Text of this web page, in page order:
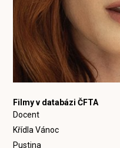
Filmy v databázi ČFTA
Docent
Křídla Vánoc
Pustina